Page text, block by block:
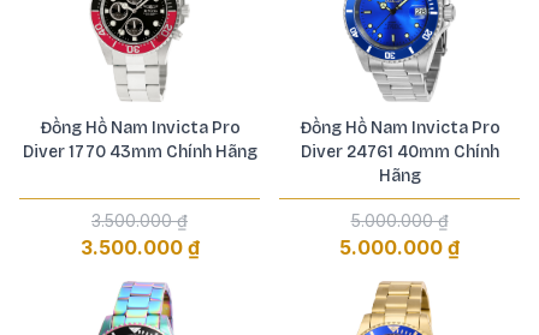
Đồng Hồ Nam Invicta Pro
Diver 1770 43mm Chính Hãng
3.500.000 ₫
3.500.000 ₫
Đồng Hồ Nam Invicta Pro
Diver 24761 40mm Chính
Hãng
5.000.000 ₫
5.000.000 ₫